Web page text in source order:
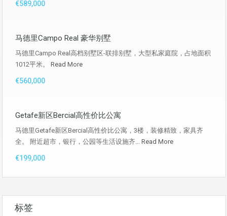
€589,000
马德里Campo Real 豪华别墅
马德里Campo Real高档别墅区-联排别墅，大型私家庭院，占地面积
1012平米。 Read More
€560,000
Getafe新区Bercial高性价比公寓
马德里Getafe新区Bercial高性价比公寓，3楼，装修精致，家具齐
全。 附近超市，银行，公园等生活设施齐... Read More
€199,000
标签